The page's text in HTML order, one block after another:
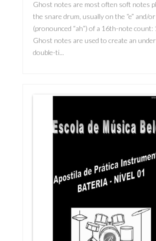
Ghost notes are most often soft notes
the snare drum, usually on the “e” and/or
(pronounced “ah”) of a 16th-note count:
Ghost notes are used to create an
double-ti...